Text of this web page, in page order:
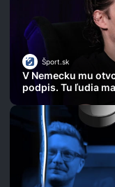
Šport.sk
V Nemecku mu
podpis. Tu ľudia